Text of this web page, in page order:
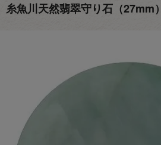
糸魚川天然翡翠守り石（27mm）